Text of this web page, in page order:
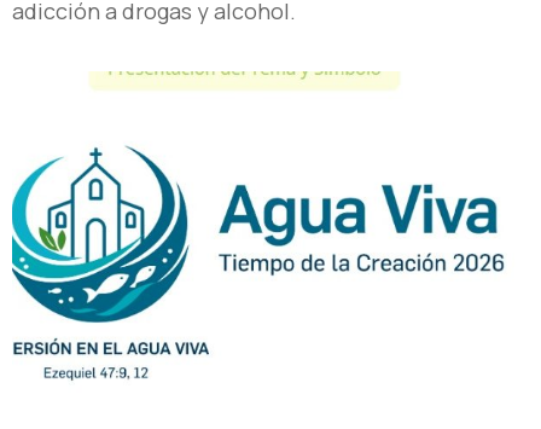
adicción a drogas y alcohol.